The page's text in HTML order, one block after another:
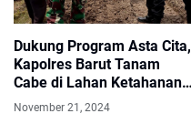
Dukung Program Asta Cita,
Kapolres Barut Tanam
Cabe di Lahan Ketahanan
Pangan Desa.
November 21, 2024